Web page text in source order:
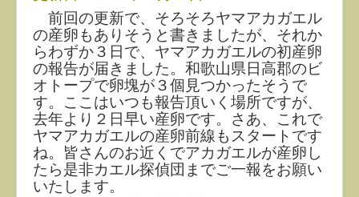
前回の更新で、そろそろヤマアカガエル
の産卵もありそうと書きましたが、それか
らわずか３日で、ヤマアカガエルの初産卵
の報告が届きました。和歌山県日高郡のビ
オトープで卵塊が３個見つかったそうで
す。ここはいつも報告頂いく場所ですが、
去年より２日早い産卵です。さあ、これで
ヤマアカガエルの産卵前線もスタートです
ね。皆さんのお近くでアカガエルが産卵し
たら是非カエル探偵団までご一報をお願い
いたします。